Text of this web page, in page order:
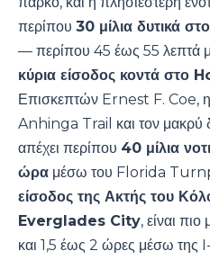
περίπου 30 μίλια δυτικά
— περίπου 45 έως 55 λεπτά
κύρια είσοδος κοντά στο
Επισκεπτών Ernest F. Coe,
Anhinga Trail και τον
απέχει περίπου 40 μίλια
ώρα μέσω του Florida
είσοδος της Ακτής του
Everglades City, είναι
και 1,5 έως 2 ώρες μέσω της